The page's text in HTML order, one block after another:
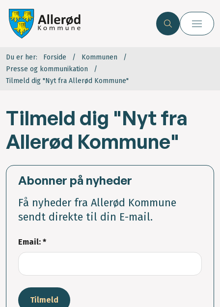
Du er her: Forside
Kommunen
Presse og kommunikation
Tilmeld dig "Nyt fra Allerød Kommune"
Tilmeld dig "Nyt fra
Allerød Kommune"
Abonner på nyheder
Få nyheder fra Allerød Kommune
sendt direkte til din E-mail.
Email: *
Tilmeld